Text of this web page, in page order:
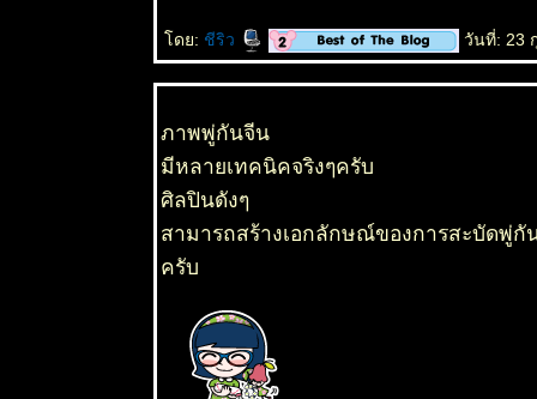
ดย: ชีริว วันที่: 23
ภาพพู่กันจีน
มีหลายเทคนิคจริงๆครับ
ศิลปินดังๆ
สามารถสร้างเอกลักษณ์ของการสะบัดพู่
ครับ